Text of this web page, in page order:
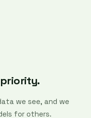
we see, and we
for others.